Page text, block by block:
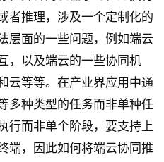
者推理，涉及一个定制化的
层面的一些问题，例如端云
，以及端云的一些协同机
云等等。在产业界应用中通
多种类型的任务而非单种任
行而非单个阶段，要支持上
端，因此如何将端云协同推